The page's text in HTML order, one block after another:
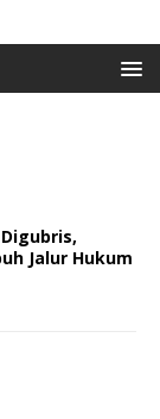
Jalur Hukum